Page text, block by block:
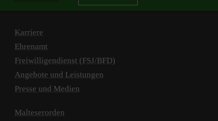
Karriere
Ehrenamt
Freiwilligendienst (FSJ/BFD)
Angebote und Leistungen
Presse und Medien
Malteserorden